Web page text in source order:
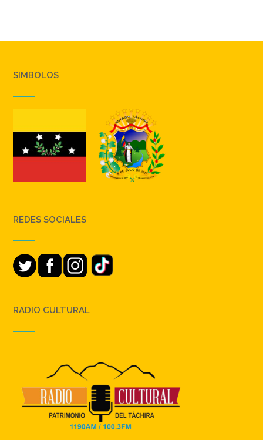
SIMBOLOS
REDES SOCIALES
RADIO CULTURAL